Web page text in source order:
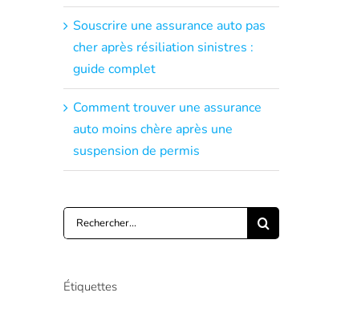
Souscrire une assurance auto pas
cher après résiliation sinistres :
guide complet
Comment trouver une assurance
auto moins chère après une
suspension de permis
Rechercher:
Étiquettes